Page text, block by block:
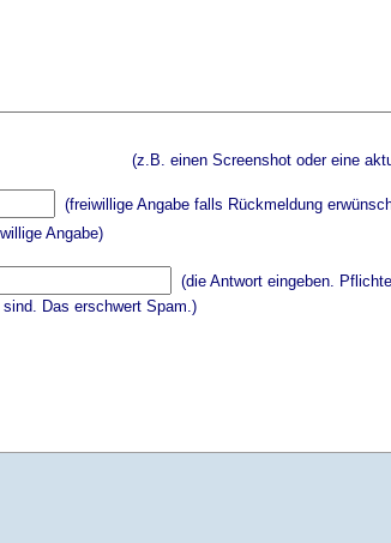
(z.B. einen Screenshot oder eine
(freiwillige Angabe falls Rückmeldung
Angabe)
(die Antwort eingeben.
Das erschwert Spam.)